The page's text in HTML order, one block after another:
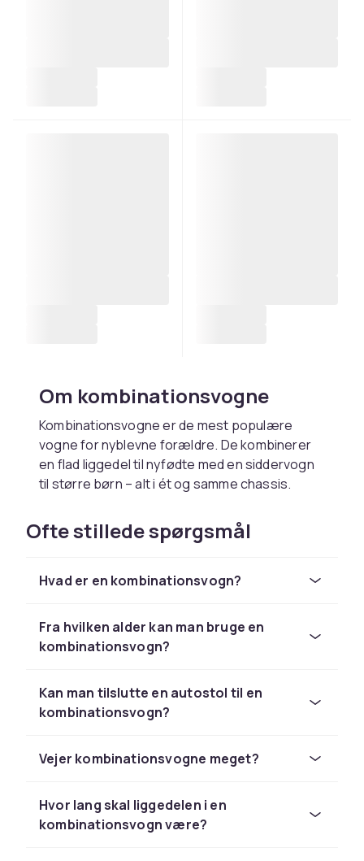
Om kombinationsvogne
Kombinationsvogne er de mest populære
vogne for nyblevne forældre. De kombinerer
en flad liggedel til nyfødte med en siddervogn
til større børn – alt i ét og samme chassis.
kombinationsvogn?
En kombinationsvogn leveres typisk med
liggedel, siddervognskurv, chassis og hjul.
hvilket gør dem til et komplet rejsesystem.
Tænk på vognens vægt og foldbarhed hvis du
skal tage den med i kollektiv transport. Vælg en
affjedring for øget komfort på alle underlag.
Ofte stillede spørgsmål
Hvad er en kombinationsvogn?
Fra hvilken alder kan man bruge en
kombinationsvogn?
Kan man tilslutte en autostol til en
kombinationsvogn?
Vejer kombinationsvogne meget?
Hvor lang skal liggedelen i en
kombinationsvogn være?